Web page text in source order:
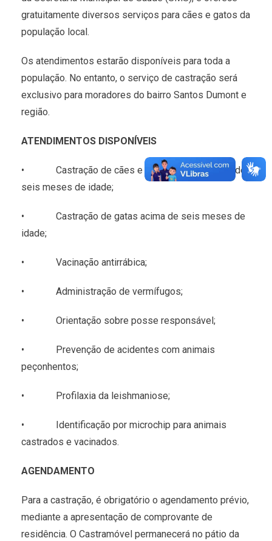
gratuitamente diversos serviços para cães e gatos da
população local.
Os atendimentos estarão disponíveis para toda a
população. No entanto, o serviço de castração será
exclusivo para moradores do bairro Santos Dumont e
região.
ATENDIMENTOS DISPONÍVEIS
• Castração de cães e gatos machos acima de
seis meses de idade;
• Castração de gatas acima de seis meses de
idade;
• Vacinação antirrábica;
• Administração de vermífugos;
• Orientação sobre posse responsável;
• Prevenção de acidentes com animais
peçonhentos;
• Profilaxia da leishmaniose;
• Identificação por microchip para animais
castrados e vacinados.
AGENDAMENTO
Para a castração, é obrigatório o agendamento prévio,
mediante a apresentação de comprovante de
residência. O Castramóvel permanecerá no pátio da